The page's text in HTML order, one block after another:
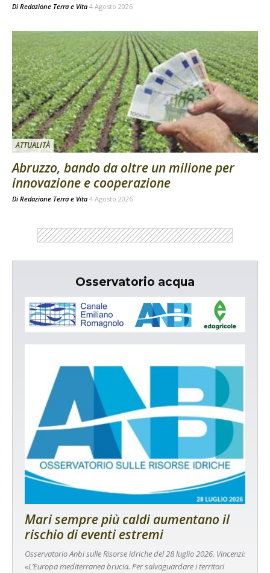
Di Redazione Terra e Vita 4 Agosto 2026
ATTUALITÀ
Abruzzo, bando da oltre un milione per
innovazione e cooperazione
Di Redazione Terra e Vita 4 Agosto 2026
Osservatorio acqua
Mari sempre più caldi aumentano il
rischio di eventi estremi
Osservatorio Anbi sulle Risorse idriche del 28 luglio 2026. Vincenzi:
«L’Europa mediterranea brucia. Per salvaguardare i territori